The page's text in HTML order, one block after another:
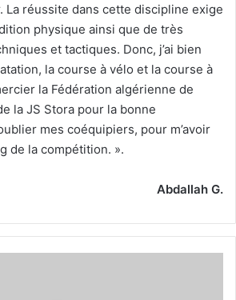
La réussite dans cette discipline exige
physique ainsi que de très
et tactiques. Donc, j’ai bien
la course à vélo et la course à
la Fédération algérienne de
la JS Stora pour la bonne
mes coéquipiers, pour m’avoir
de la compétition. ».
Abdallah G.